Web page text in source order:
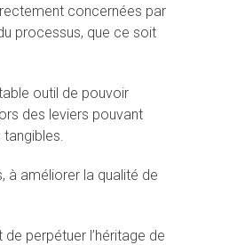
concernées par
processus, que ce soit
outil de pouvoir
des leviers pouvant
à améliorer la qualité de
perpétuer l’héritage de